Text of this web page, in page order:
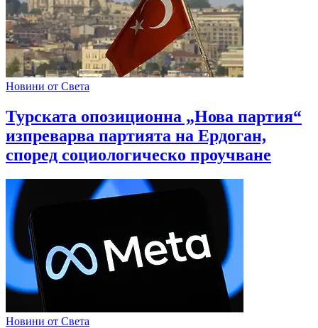
Новини от Света
Турската опозиционна „Нова партия“
изпреварва партията на Ердоган,
според социологическо проучване
Новини от Света